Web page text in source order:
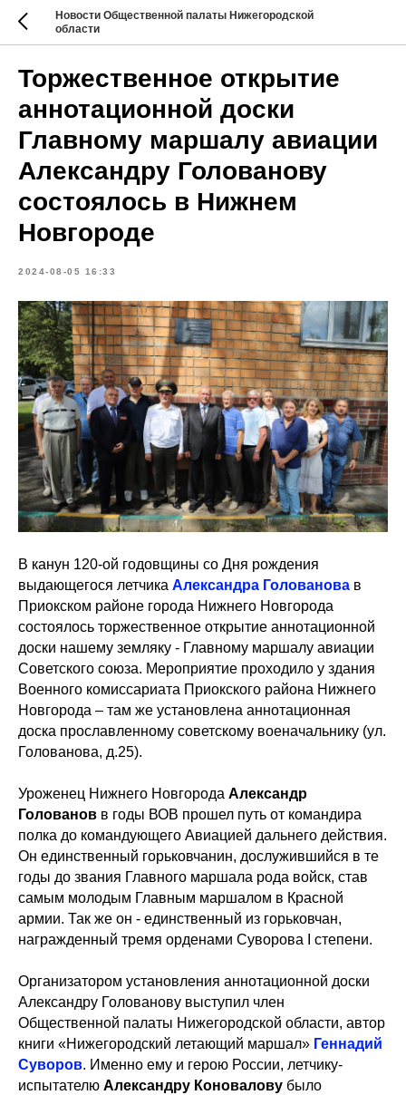
Новости Общественной палаты Нижегородской
области
Торжественное открытие
аннотационной доски
Главному маршалу авиации
Александру Голованову
состоялось в Нижнем
Новгороде
2024-08-05 16:33
В канун 120-ой годовщины со Дня рождения
выдающегося летчика Александра Голованова в
Приокском районе города Нижнего Новгорода
состоялось торжественное открытие аннотационной
доски нашему земляку - Главному маршалу авиации
Советского союза. Мероприятие проходило у здания
Военного комиссариата Приокского района Нижнего
Новгорода – там же установлена аннотационная
доска прославленному советскому военачальнику (ул.
Голованова, д.25).
Уроженец Нижнего Новгорода Александр
Голованов в годы ВОВ прошел путь от командира
полка до командующего Авиацией дальнего действия.
Он единственный горьковчанин, дослужившийся в те
годы до звания Главного маршала рода войск, став
самым молодым Главным маршалом в Красной
армии. Так же он - единственный из горьковчан,
награжденный тремя орденами Суворова I степени.
Организатором установления аннотационной доски
Александру Голованову выступил член
Общественной палаты Нижегородской области, автор
книги «Нижегородский летающий маршал» Геннадий
Суворов. Именно ему и герою России, летчику-
испытателю Александру Коновалову было